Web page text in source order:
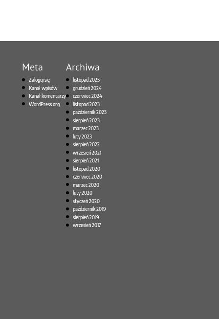
Meta
Zaloguj się
Kanał wpisów
Kanał komentarzy
WordPress.org
Archiwa
listopad 2025
grudzień 2024
czerwiec 2024
listopad 2023
październik 2023
sierpień 2023
marzec 2023
luty 2023
sierpień 2022
wrzesień 2021
sierpień 2021
listopad 2020
czerwiec 2020
marzec 2020
luty 2020
styczeń 2020
październik 2019
sierpień 2019
wrzesień 2017